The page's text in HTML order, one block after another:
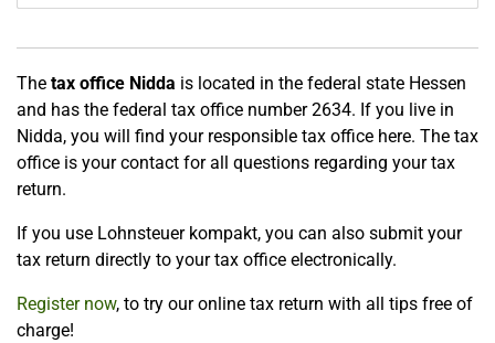
The tax office Nidda is located in the federal state Hessen
and has the federal tax office number 2634. If you live in
Nidda, you will find your responsible tax office here. The tax
office is your contact for all questions regarding your tax
return.
If you use Lohnsteuer kompakt, you can also submit your
tax return directly to your tax office electronically.
Register now, to try our online tax return with all tips free of
charge!